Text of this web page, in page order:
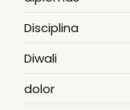
Disciplina
Diwali
dolor